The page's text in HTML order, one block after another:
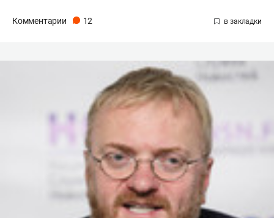
Комментарии 12